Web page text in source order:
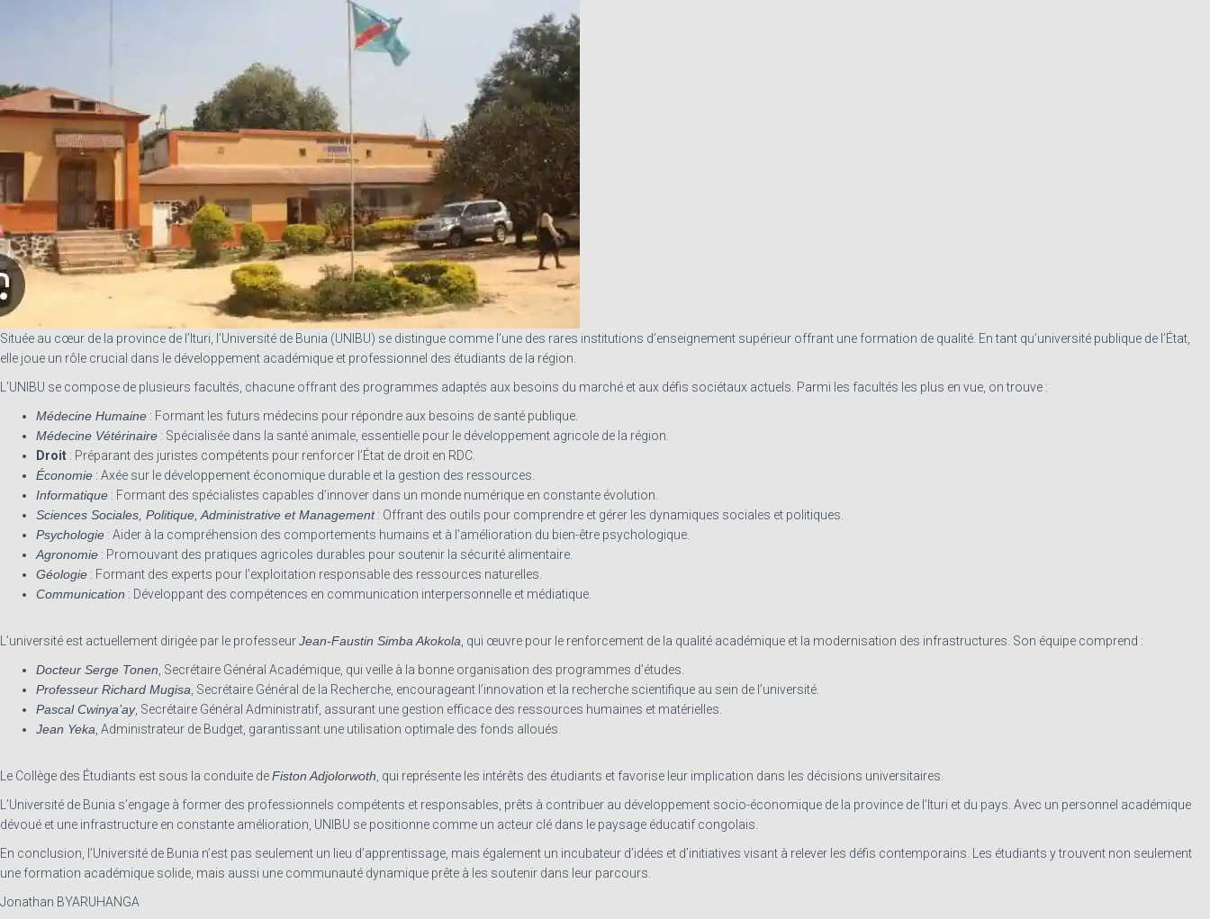
Située au cœur de la province de l’Ituri, l’Université de Bunia (UNIBU) se distingue comme l’une des rares institutions d’enseignement supérieur offrant une formation de qualité. En tant qu’université publique de l’État,
elle joue un rôle crucial dans le développement académique et professionnel des étudiants de la région.
L’UNIBU se compose de plusieurs facultés, chacune offrant des programmes adaptés aux besoins du marché et aux défis sociétaux actuels. Parmi les facultés les plus en vue, on trouve :
Médecine Humaine : Formant les futurs médecins pour répondre aux besoins de santé publique.
Médecine Vétérinaire : Spécialisée dans la santé animale, essentielle pour le développement agricole de la région.
Droit : Préparant des juristes compétents pour renforcer l’État de droit en RDC.
Économie : Axée sur le développement économique durable et la gestion des ressources.
Informatique : Formant des spécialistes capables d’innover dans un monde numérique en constante évolution.
Sciences Sociales, Politique, Administrative et Management: Offrant des outils pour comprendre et gérer les dynamiques sociales et politiques.
Psychologie : Aider à la compréhension des comportements humains et à l’amélioration du bien-être psychologique.
Agronomie : Promouvant des pratiques agricoles durables pour soutenir la sécurité alimentaire.
Géologie : Formant des experts pour l’exploitation responsable des ressources naturelles.
Communication : Développant des compétences en communication interpersonnelle et médiatique.
L’université est actuellement dirigée par le professeurJean-Faustin Simba Akokola , qui œuvre pour le renforcement de la qualité académique et la modernisation des infrastructures. Son équipe comprend :
Docteur Serge Tonen , Secrétaire Général Académique, qui veille à la bonne organisation des programmes d’études.
Professeur Richard Mugisa , Secrétaire Général de la Recherche, encourageant l’innovation et la recherche scientifique au sein de l’université.
Pascal Cwinya’ay, Secrétaire Général Administratif, assurant une gestion efficace des ressources humaines et matérielles.
Jean Yeka , Administrateur de Budget, garantissant une utilisation optimale des fonds alloués.
Le Collège des Étudiants est sous la conduite deFiston Adjolorwoth , qui représente les intérêts des étudiants et favorise leur implication dans les décisions universitaires.
L’Université de Bunia s’engage à former des professionnels compétents et responsables, prêts à contribuer au développement socio-économique de la province de l’Ituri et du pays. Avec un personnel académique
dévoué et une infrastructure en constante amélioration, UNIBU se positionne comme un acteur clé dans le paysage éducatif congolais.
En conclusion, l’Université de Bunia n’est pas seulement un lieu d’apprentissage, mais également un incubateur d’idées et d’initiatives visant à relever les défis contemporains. Les étudiants y trouvent non seulement
une formation académique solide, mais aussi une communauté dynamique prête à les soutenir dans leur parcours.
Jonathan BYARUHANGA